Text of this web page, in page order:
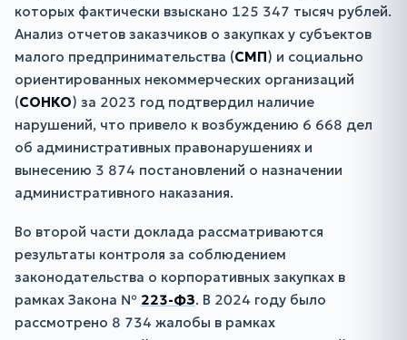
которых фактически взыскано 125 347 тысяч рублей.
Анализ отчетов заказчиков о закупках у субъектов
малого предпринимательства (СМП) и социально
ориентированных некоммерческих организаций
(СОНКО) за 2023 год подтвердил наличие
нарушений, что привело к возбуждению 6 668 дел
об административных правонарушениях и
вынесению 3 874 постановлений о назначении
административного наказания.
Во второй части доклада рассматриваются
результаты контроля за соблюдением
законодательства о корпоративных закупках в
рамках Закона № 223-ФЗ. В 2024 году было
рассмотрено 8 734 жалобы в рамках